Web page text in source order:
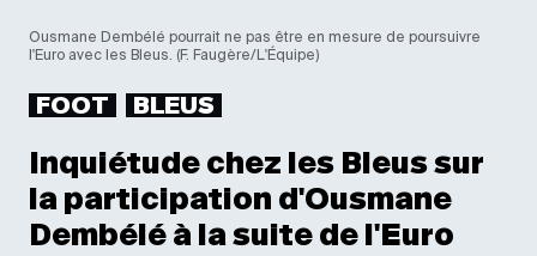
Ousmane Dembélé pourrait ne pas être en mesure de poursuivre
l'Euro avec les Bleus. (F. Faugère/L'Équipe)
FOOT BLEUS
Inquiétude chez les Bleus sur
la participation d'Ousmane
Dembélé à la suite de l'Euro